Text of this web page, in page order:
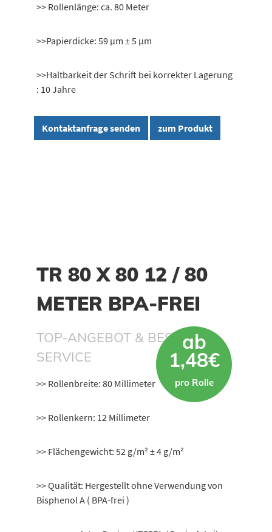
>> Rollenlänge: ca. 80 Meter
>>Papierdicke: 59 μm ± 5 μm
>>Haltbarkeit der Schrift bei korrekter Lagerung
: 10 Jahre
Kontaktanfrage senden zum Produkt
ab
1,48€
pro Rolle
TR 80 X 80 12 / 80
METER BPA-FREI
TOP-ANGEBOT & BESTER
SERVICE
>> Rollenbreite: 80 Millimeter
>> Rollenkern: 12 Millimeter
>> Flächengewicht: 52 g/m² ± 4 g/m²
>> Qualität: Hergestellt ohne Verwendung von
Bisphenol A ( BPA-frei )